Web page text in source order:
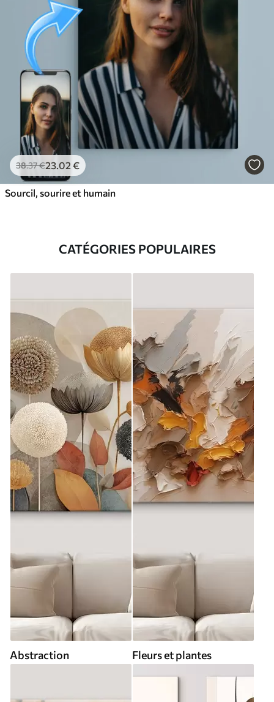
38.37€23 .02 €
Sourcil, sourire et humain
CATÉGORIES POPULAIRES
Abstraction Fleurs et plantes